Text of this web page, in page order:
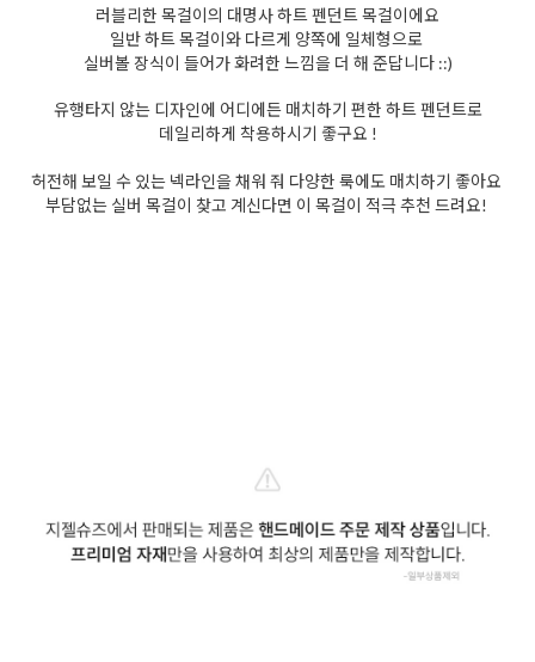
러블리한 목걸이의 대명사 하트 펜던트 목걸이에요
일반 하트 목걸이와 다르게 양쪽에 일체형으로
실버볼 장식이 들어가 화려한 느낌을 더 해 준답니다 ::)
유행타지 않는 디자인에 어디에든 매치하기 편한 하트 펜던트로
데일리하게 착용하시기 좋구요 !
허전해 보일 수 있는 넥라인을 채워 줘 다양한 룩에도 매치하기 좋아요
부담없는 실버 목걸이 찾고 계신다면 이 목걸이 적극 추천 드려요!